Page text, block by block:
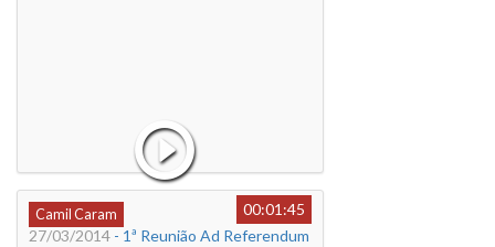
Camil Caram
00:01:45
27/03/2014 - 1ª Reunião Ad Referendum